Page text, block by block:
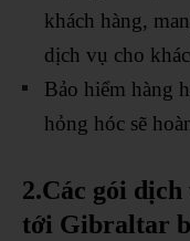
khách hàng,
dịch vụ cho
Bảo hiểm hàng
hỏng hóc sẽ
2.Các gói
tới Gibraltar